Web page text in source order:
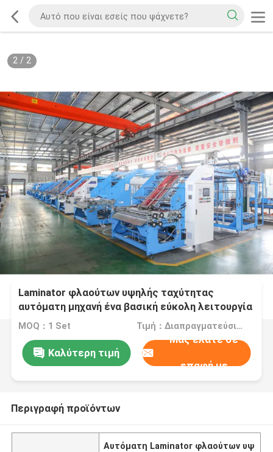
2/ 2
Laminator φλαούτων υψηλής ταχύτητας
αυτόματη μηχανή ένα βασική εύκολη λειτουργία
ρύθμισης
MOQ：1 Set Τιμή：Διαπραγματεύσιμα
Καλύτερη τιμή
Μας ελάτε σε
επαφή με
Περιγραφή προϊόντων
Αυτόματη Laminator φλαούτων υψ